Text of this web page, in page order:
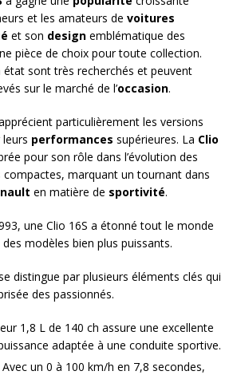
et les amateurs de voitures
et son design emblématique des
pièce de choix pour toute collection.
état sont très recherchés et peuvent
sur le marché de l’occasion.
particulièrement les versions
performances supérieures. La Clio
pour son rôle dans l’évolution des
compactes, marquant un tournant dans
en matière de sportivité.
une Clio 16S a étonné tout le monde
modèles bien plus puissants.
distingue par plusieurs éléments clés qui
des passionnés.
1,8 L de 140 ch assure une excellente
adaptée à une conduite sportive.
Avec un 0 à 100 km/h en 7,8 secondes,